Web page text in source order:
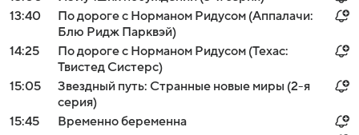
13:40
По дороге с Норманом Ридусом (Аппалачи:
Блю Ридж Парквэй)
14:25
По дороге с Норманом Ридусом (Техас:
Твистед Систерс)
15:05
Звездный путь: Странные новые миры (2-я
серия)
15:45
Временно беременна